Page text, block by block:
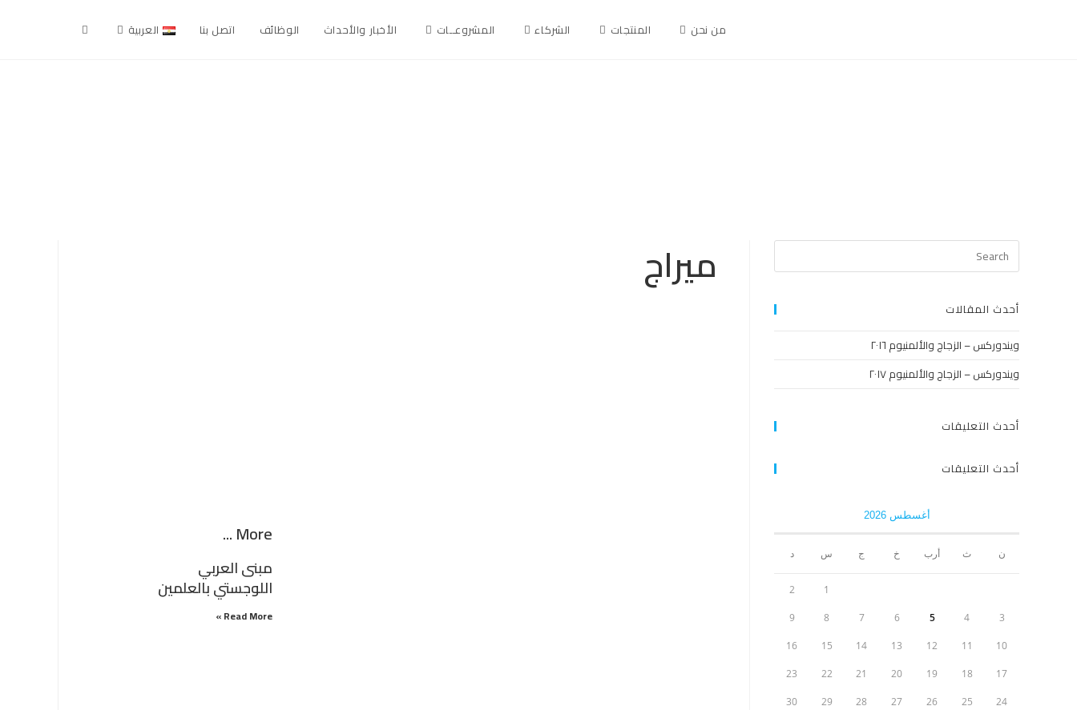
من نحن المنتجات الشركاء المشروعــات الأخبار والأحداث الوظائف اتصل بنا العربية
ميراج
More ...
مبنى العربي
اللوجستي بالعلمين
Read More »
أحدث المقالات
ويندوركس – الزجاج والألمنيوم ٢٠١٦
ويندوركس – الزجاج والألمنيوم ٢٠١٧
أحدث التعليقات
أحدث التعليقات
أغسطس 2026
ن ث أرب خ ج س د
1
2
3
4
5
6
7
8
9
10
11
12
13
14
15
16
17
18
19
20
21
22
23
24
25
26
27
28
29
30